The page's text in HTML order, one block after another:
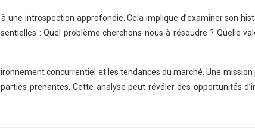
une introspection approfondie. Cela implique d’examiner son
: Quel problème cherchons-nous à résoudre ? Quelle
concurrentiel et les tendances du marché. Une
prenantes. Cette analyse peut révéler des opportunités